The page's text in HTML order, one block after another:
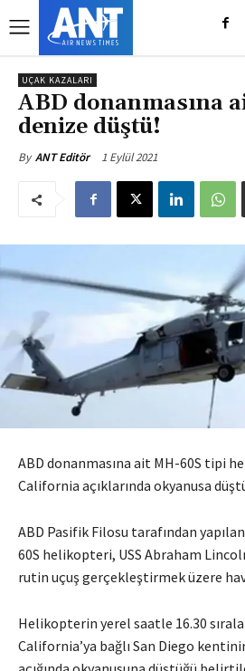
UÇAK KAZALARI
ABD donanmasına
denize düştü!
By ANT Editör 1 Eylül 2021
ABD donanmasına ait MH-60S tipi
California açıklarında okyanusa
ABD Pasifik Filosu tarafından
60S helikopteri, USS Abraham
rutin uçuş gerçekleştirmek üzere
Helikopterin yerel saatle 16.30
California’ya bağlı San Diego